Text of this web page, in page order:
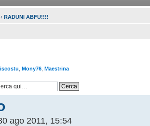
‹ RADUNI ABFU!!!!
Mony76 Maestrina
ago 2011, 15:54